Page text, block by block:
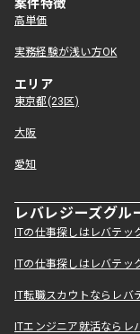
案件特徴
高単価
実務経験が浅い方OK
エリア
東京都(23区)
大阪
愛知
レバレジーズグル
ITの仕事探しはレバテッ
ITの仕事探しはレバテッ
IT転職スカウトならレバ
ITエンジニア就活ならレ